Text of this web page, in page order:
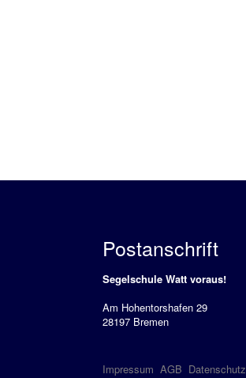
Postanschrift
Segelschule Watt voraus!
Am Hohentorshafen 29
28197 Bremen
Impressum AGB Datenschutz